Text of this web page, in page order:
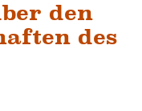
den
des